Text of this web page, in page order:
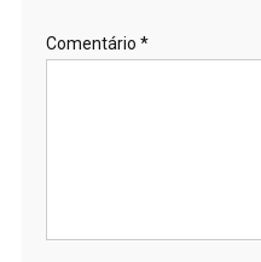
Comentário *